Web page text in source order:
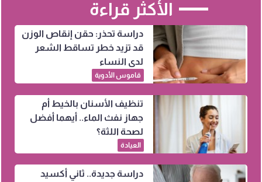
الأكثر قراءة
دراسة تحذر: حقن إنقاص الوزن
قد تزيد خطر تساقط الشعر
لدى النساء
قاموس الأدوية
تنظيف الأسنان بالخيط أم
جهاز نفث الماء.. أيهما أفضل
لصحة اللثة؟
العيادة
دراسة جديدة.. ثاني أكسيد